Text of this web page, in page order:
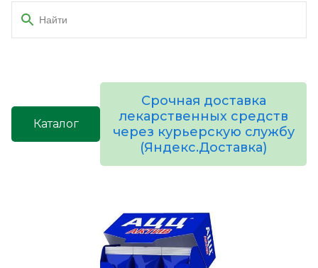
Каталог
Срочная доставка
лекарственных средств
через курьерскую службу
(Яндекс.Доставка)